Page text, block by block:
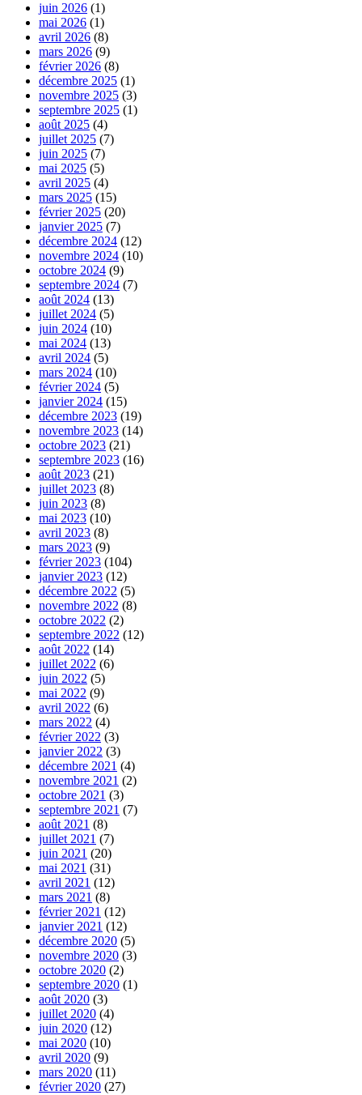
juin 2026 (1)
mai 2026 (1)
avril 2026 (8)
mars 2026 (9)
février 2026 (8)
décembre 2025 (1)
novembre 2025 (3)
septembre 2025 (1)
août 2025 (4)
juillet 2025 (7)
juin 2025 (7)
mai 2025 (5)
avril 2025 (4)
mars 2025 (15)
février 2025 (20)
janvier 2025 (7)
décembre 2024 (12)
novembre 2024 (10)
octobre 2024 (9)
septembre 2024 (7)
août 2024 (13)
juillet 2024 (5)
juin 2024 (10)
mai 2024 (13)
avril 2024 (5)
mars 2024 (10)
février 2024 (5)
janvier 2024 (15)
décembre 2023 (19)
novembre 2023 (14)
octobre 2023 (21)
septembre 2023 (16)
août 2023 (21)
juillet 2023 (8)
juin 2023 (8)
mai 2023 (10)
avril 2023 (8)
mars 2023 (9)
février 2023 (104)
janvier 2023 (12)
décembre 2022 (5)
novembre 2022 (8)
octobre 2022 (2)
septembre 2022 (12)
août 2022 (14)
juillet 2022 (6)
juin 2022 (5)
mai 2022 (9)
avril 2022 (6)
mars 2022 (4)
février 2022 (3)
janvier 2022 (3)
décembre 2021 (4)
novembre 2021 (2)
octobre 2021 (3)
septembre 2021 (7)
août 2021 (8)
juillet 2021 (7)
juin 2021 (20)
mai 2021 (31)
avril 2021 (12)
mars 2021 (8)
février 2021 (12)
janvier 2021 (12)
décembre 2020 (5)
novembre 2020 (3)
octobre 2020 (2)
septembre 2020 (1)
août 2020 (3)
juillet 2020 (4)
juin 2020 (12)
mai 2020 (10)
avril 2020 (9)
mars 2020 (11)
février 2020 (27)